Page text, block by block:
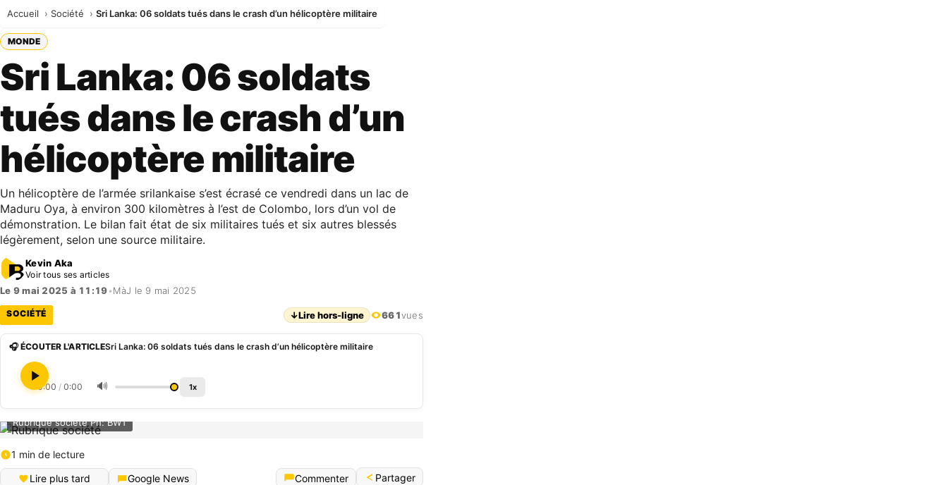
Accueil Société Sri Lanka: 06 soldats tués dans le crash d’un hélicoptère militaire
MONDE
Sri Lanka: 06 soldats
tués dans le crash d’un
hélicoptère militaire
Un hélicoptère de l’armée srilankaise s’est écrasé ce vendredi dans un lac de
Maduru Oya, à environ 300 kilomètres à l’est de Colombo, lors d’un vol de
démonstration. Le bilan fait état de six militaires tués et six autres blessés
légèrement, selon une source militaire.
Kevin Aka
Voir tous ses articles
Le 9 mai 2025 à 11:19•MàJ le 9 mai 2025
SOCIÉTÉ ↓Lire hors-ligne 661vues
🎧 ÉCOUTER L'ARTICLESri Lanka: 06 soldats tués dans le crash d’un hélicoptère militaire
0:00 / 0:00 🔊 1x
Rubrique société Ph: BWT
1 min de lecture
Lire plus tard
Google News Commenter Partager